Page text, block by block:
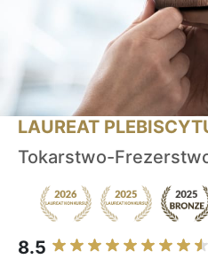
LAUREAT
Tokarstwo-
8.5